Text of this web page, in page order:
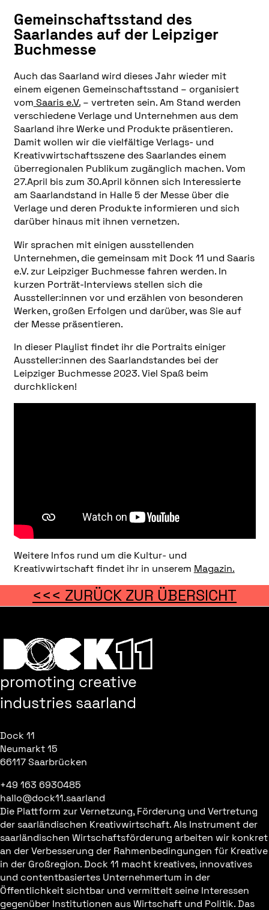
Gemeinschaftsstand des
Saarlandes auf der Leipziger
Buchmesse
Auch das Saarland wird dieses Jahr wieder mit
einem eigenen Gemeinschaftsstand – organisiert
vom Saaris e.V.– vertreten sein. Am Stand werden
verschiedene Verlage und Unternehmen aus dem
Saarland ihre Werke und Produkte präsentieren.
Damit wollen wir die vielfältige Verlags- und
Kreativwirtschaftsszene des Saarlandes einem
überregionalen Publikum zugänglich machen. Vom
27.April bis zum 30.April können sich Interessierte
am Saarlandstand in Halle 5 der Messe über die
Verlage und deren Produkte informieren und sich
darüber hinaus mit ihnen vernetzen.
Wir sprachen mit einigen ausstellenden
Unternehmen, die gemeinsam mit Dock 11 und Saaris
e.V. zur Leipziger Buchmesse fahren werden. In
kurzen Porträt-Interviews stellen sich die
Aussteller:innen vor und erzählen von besonderen
Werken, großen Erfolgen und darüber, was Sie auf
der Messe präsentieren.
In dieser Playlist findet ihr die Portraits einiger
Aussteller:innen des Saarlandstandes bei der
Leipziger Buchmesse 2023. Viel Spaß beim
durchklicken!
Weitere Infos rund um die Kultur- und
Kreativwirtschaft findet ihr in unserem Magazin.
<<< ZURÜCK ZUR ÜBERSICHT
promoting creative
industries saarland
Dock 11
Neumarkt 15
66117 Saarbrücken
+49 163 6930485
hallo@dock11.saarland
Die Plattform zur Vernetzung, Förderung und Vertretung
der saarländischen Kreativwirtschaft. Als Instrument der
saarländischen Wirtschaftsförderung arbeiten wir konkret
an der Verbesserung der Rahmenbedingungen für Kreative
in der Großregion. Dock 11 macht kreatives, innovatives
und contentbasiertes Unternehmertum in der
Öffentlichkeit sichtbar und vermittelt seine Interessen
gegenüber Institutionen aus Wirtschaft und Politik. Das